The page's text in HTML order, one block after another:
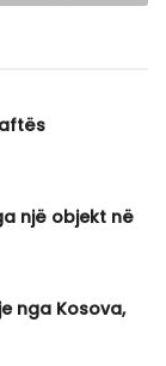
një objekt në
nga Kosova,